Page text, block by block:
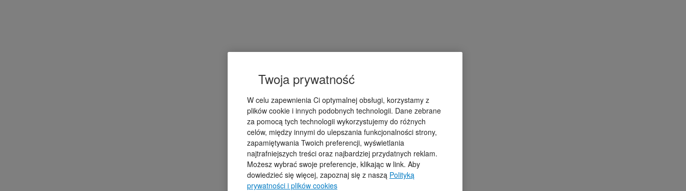
Twoja prywatność
W celu zapewnienia Ci optymalnej obsługi, korzystamy z
plików cookie i innych podobnych technologii. Dane zebrane
za pomocą tych technologii wykorzystujemy do różnych
celów, między innymi do ulepszania funkcjonalności strony,
zapamiętywania Twoich preferencji, wyświetlania
najtrafniejszych treści oraz najbardziej przydatnych reklam.
Możesz wybrać swoje preferencje, klikając w link. Aby
dowiedzieć się więcej, zapoznaj się z naszą Polityką
prywatności i plików cookies